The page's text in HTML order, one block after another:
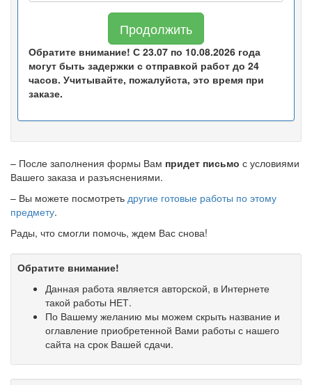
Продолжить
Обратите внимание! С 23.07 по 10.08.2026 года
могут быть задержки с отправкой работ до 24
часов. Учитывайте, пожалуйста, это время при
заказе.
– После заполнения формы Вам придет письмо с условиями
Вашего заказа и разъяснениями.
– Вы можете посмотреть другие готовые работы по этому
предмету.
Рады, что смогли помочь, ждем Вас снова!
Обратите внимание!
Данная работа является авторской, в Интернете
такой работы НЕТ.
По Вашему желанию мы можем скрыть название и
оглавление приобретенной Вами работы с нашего
сайта на срок Вашей сдачи.